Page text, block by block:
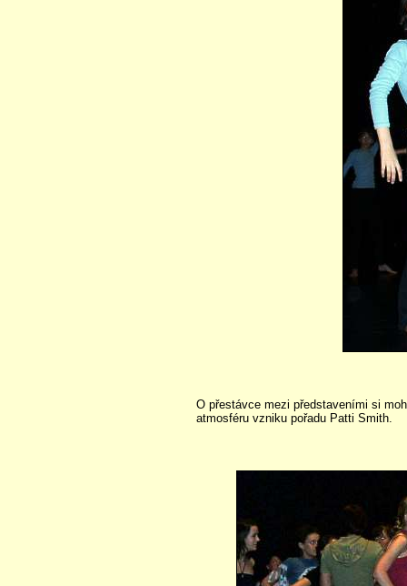
O přestávce mezi představeními si
atmosféru vzniku pořadu Patti Smith.